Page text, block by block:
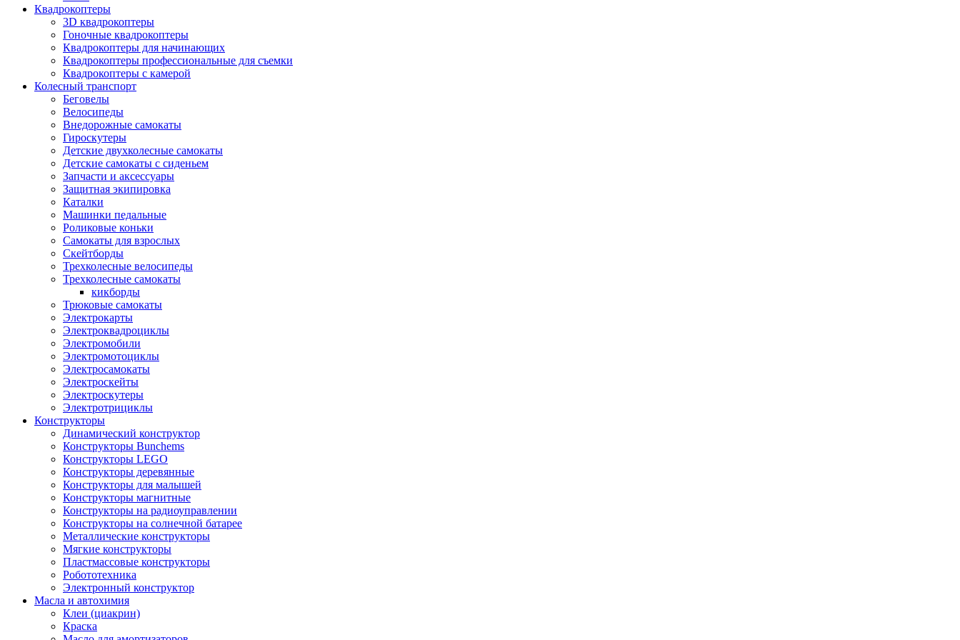
Квадрокоптеры
3D квадрокоптеры
Гоночные квадрокоптеры
Квадрокоптеры для начинающих
Квадрокоптеры профессиональные для съемки
Квадрокоптеры с камерой
Колесный транспорт
Беговелы
Велосипеды
Внедорожные самокаты
Гироскутеры
Детские двухколесные самокаты
Детские самокаты с сиденьем
Запчасти и аксессуары
Защитная экипировка
Каталки
Машинки педальные
Роликовые коньки
Самокаты для взрослых
Скейтборды
Трехколесные велосипеды
Трехколесные самокаты
кикборды
Трюковые самокаты
Электрокарты
Электроквадроциклы
Электромобили
Электромотоциклы
Электросамокаты
Электроскейты
Электроскутеры
Электротрициклы
Конструкторы
Динамический конструктор
Конструкторы Bunchems
Конструкторы LEGO
Конструкторы деревянные
Конструкторы для малышей
Конструкторы магнитные
Конструкторы на радиоуправлении
Конструкторы на солнечной батарее
Металлические конструкторы
Мягкие конструкторы
Пластмассовые конструкторы
Робототехника
Электронный конструктор
Масла и автохимия
Клеи (циакрин)
Краска